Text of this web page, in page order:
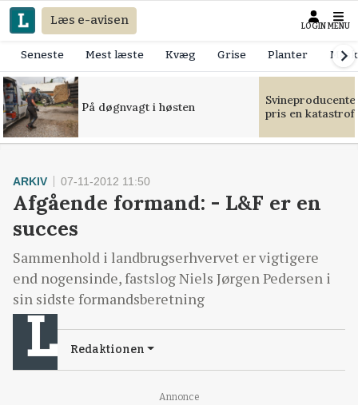
Læs e-avisen LOGIN MENU
Seneste Mest læste Kvæg Grise Planter
På døgnvagt i høsten
pris en
Annonce
ARKIV 07-11-2012 11:50
Afgående formand: - L&F er en
succes
Sammenhold i landbrugserhvervet er vigtigere
end nogensinde, fastslog Niels Jørgen Pedersen i
sin sidste formandsberetning
Redaktionen